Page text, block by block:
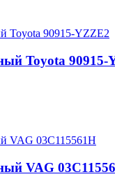
Toyota 90915-
VAG